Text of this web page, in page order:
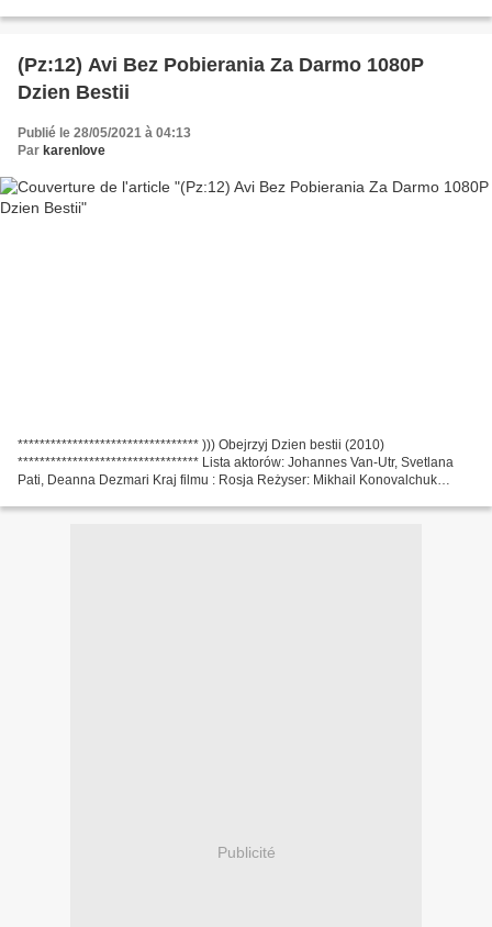
(Pz:12) Avi Bez Pobierania Za Darmo 1080P
Dzien Bestii
Publié le 28/05/2021 à 04:13
Par karenlove
********************************* ))) Obejrzyj Dzien bestii (2010)
********************************* Lista aktorów: Johannes Van-Utr, Svetlana
Pati, Deanna Dezmari Kraj filmu : Rosja Reżyser: Mikhail Konovalchuk
Publicité